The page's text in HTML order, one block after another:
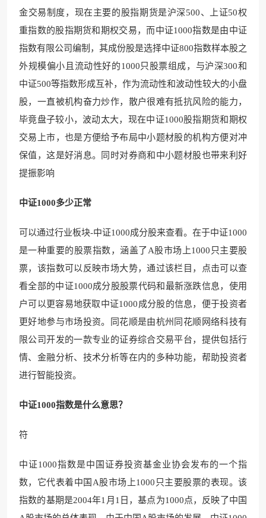
金交易制度，现在主要的股指期货是沪深500、上证50权
重指数的股指期货和期权交易，而中证1000指数是由中证
指数有限公司编制，其成份股是选择中证800指数样本股之
外规模偏小且流动性好的1000只股票组成，与沪深300和
中证500等指数形成互补，作为流动性和波动性较大的小盘
股，一直被机构奋力炒作，散户很难有抵抗风险的能力，
毕竟盘子较小，波动太大，现在中证1000股指期货和期权
交易上市，也是方便给予布局中小题材股的机构方便对冲
保值，这是好消息。同时对券商和中小题材股也带来利好
提振影响
中证1000多少正常
可以通过行业板块-中证1000成分股来查看。在于中证1000
是一种重要的股票指数，涵盖了A股市场上1000只主要股
票，该指数可以反映市场大势，通过该栏目，点击可以查
看全部的中证1000成分股股票代码和最新涨跌信息，使用
户可以更容易地获取中证1000成分股的信息，便于投资者
更好地参与市场投资。同花顺是由杭州同花顺网络科技有
限公司开发的一款专业的证券综合交易平台，提供包括行
情、金融分析、技术分析等在内的多种功能，帮助投资者
进行智能投资。
中证1000指数是什么意思？
符
中证1000指数是中国证券投资基金业协会发布的一个指
数，它代表着中国A股市场上1000只主要股票的表现。该
指数的基期是2004年1月1日，基点为1000点，反映了中国